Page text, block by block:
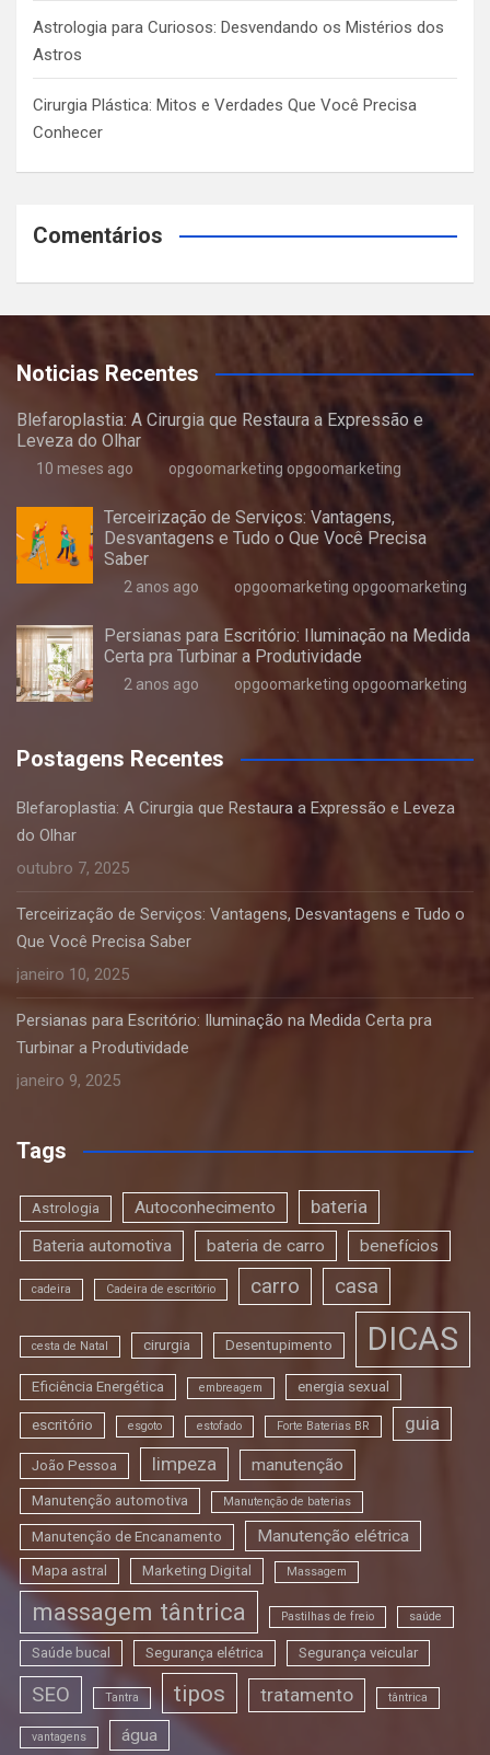
Astrologia para Curiosos: Desvendando os Mistérios dos
Astros
Cirurgia Plástica: Mitos e Verdades Que Você Precisa
Conhecer
Comentários
Noticias Recentes
Blefaroplastia: A Cirurgia que Restaura a Expressão e
Leveza do Olhar
10 meses ago opgoomarketing opgoomarketing
Terceirização de Serviços: Vantagens,
Desvantagens e Tudo o Que Você Precisa
Saber
2 anos ago opgoomarketing opgoomarketing
Persianas para Escritório: Iluminação na Medida
Certa pra Turbinar a Produtividade
2 anos ago opgoomarketing opgoomarketing
Postagens Recentes
Blefaroplastia: A Cirurgia que Restaura a Expressão e Leveza
do Olhar
outubro 7, 2025
Terceirização de Serviços: Vantagens, Desvantagens e Tudo o
Que Você Precisa Saber
janeiro 10, 2025
Persianas para Escritório: Iluminação na Medida Certa pra
Turbinar a Produtividade
janeiro 9, 2025
Tags
Astrologia Autoconhecimento bateria
Bateria automotiva bateria de carro benefícios
cadeira Cadeira de escritório carro casa
cesta de Natal cirurgia Desentupimento DICAS
Eficiência Energética embreagem energia sexual
escritório esgoto estofado Forte Baterias BR guia
João Pessoa limpeza manutenção
Manutenção automotiva Manutenção de baterias
Manutenção de Encanamento Manutenção elétrica
Mapa astral Marketing Digital Massagem
massagem tântrica Pastilhas de freio saúde
Saúde bucal Segurança elétrica Segurança veicular
SEO Tantra tipos tratamento tântrica
vantagens água